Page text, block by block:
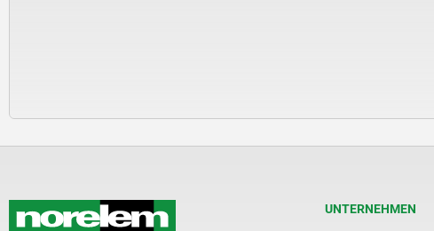
UNTERNEHMEN